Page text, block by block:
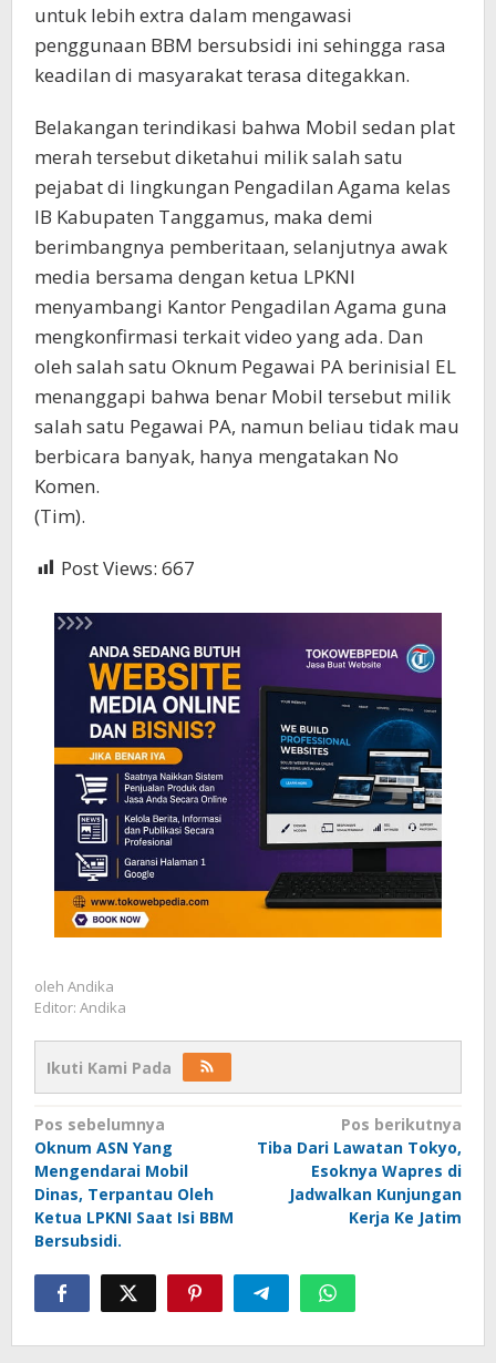
untuk lebih extra dalam mengawasi
penggunaan BBM bersubsidi ini sehingga rasa
keadilan di masyarakat terasa ditegakkan.
Belakangan terindikasi bahwa Mobil sedan plat
merah tersebut diketahui milik salah satu
pejabat di lingkungan Pengadilan Agama kelas
IB Kabupaten Tanggamus, maka demi
berimbangnya pemberitaan, selanjutnya awak
media bersama dengan ketua LPKNI
menyambangi Kantor Pengadilan Agama guna
mengkonfirmasi terkait video yang ada. Dan
oleh salah satu Oknum Pegawai PA berinisial EL
menanggapi bahwa benar Mobil tersebut milik
salah satu Pegawai PA, namun beliau tidak mau
berbicara banyak, hanya mengatakan No
Komen.
(Tim).
Post Views: 667
oleh Andika
Editor: Andika
Ikuti Kami Pada
Navigasi
pos
Pos sebelumnya
Oknum ASN Yang
Mengendarai Mobil
Dinas, Terpantau Oleh
Ketua LPKNI Saat Isi BBM
Bersubsidi.
Pos berikutnya
Tiba Dari Lawatan Tokyo,
Esoknya Wapres di
Jadwalkan Kunjungan
Kerja Ke Jatim